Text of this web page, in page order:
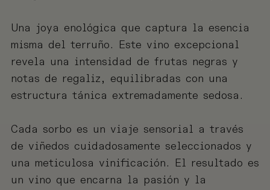
Una joya enológica que captura la esencia
misma del terruño. Este vino excepcional
revela una intensidad de frutas negras y
notas de regaliz, equilibradas con una
estructura tánica extremadamente sedosa.
Cada sorbo es un viaje sensorial a través
de viñedos cuidadosamente seleccionados y
una meticulosa vinificación. El resultado es
un vino que encarna la pasión y la